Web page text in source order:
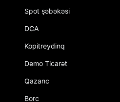
Spot şəbəkəsi
DCA
Kopitreydinq
Demo Ticarət
Qazanc
Borc